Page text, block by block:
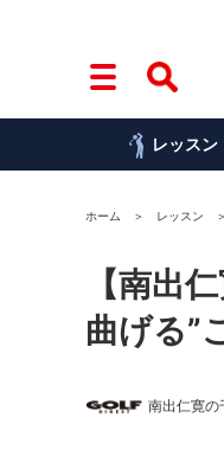
レッスン
ホーム レッスン
【南出
曲げる”
南出仁寛の